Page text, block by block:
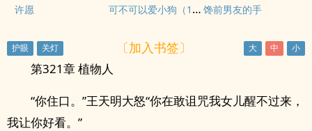
许愿
可不可以爱小狗（1V1骨科H） 馋前男友的手
〔加入书签〕
第321章 植物人
“你住口。”王天明大怒“你在敢诅咒我女儿醒不过来，
我让你好看。”